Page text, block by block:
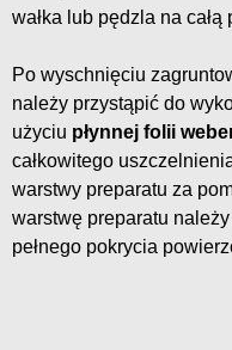
wałka lub pędzla na całą
Po wyschnięciu
należy przystąpić do
użyciu płynnej folii
całkowitego
warstwy preparatu za
warstwę preparatu
pełnego pokrycia